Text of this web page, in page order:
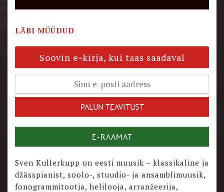
LÄBI MÜÜDUD
Soovin e-kirja, kui taas saadaval
E-RAAMAT
Sven Kullerkupp on eesti muusik – klassikaline ja
džässpianist, soolo-, stuudio- ja ansamblimuusik,
fonogrammitootja, helilooja, arranžeerija,